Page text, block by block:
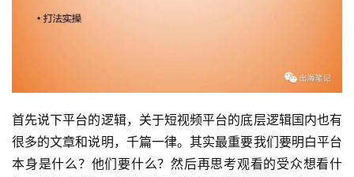
首先说下平台的逻辑，关于短视频平台的底层逻辑国内也有
很多的文章和说明，千篇一律。其实最重要我们要明白平台
本身是什么？他们要什么？然后再思考观看的受众想看什